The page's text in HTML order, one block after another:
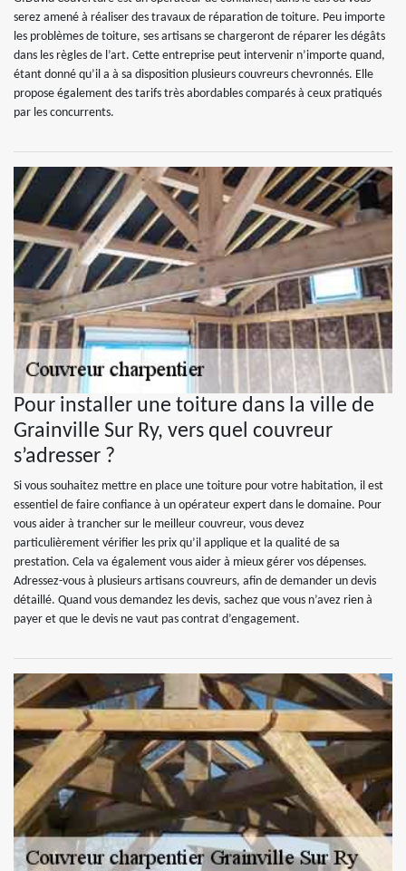
serez amené à réaliser des travaux de réparation de toiture. Peu importe
les problèmes de toiture, ses artisans se chargeront de réparer les dégâts
dans les règles de l’art. Cette entreprise peut intervenir n’importe quand,
étant donné qu’il a à sa disposition plusieurs couvreurs chevronnés. Elle
propose également des tarifs très abordables comparés à ceux pratiqués
par les concurrents.
Pour installer une toiture dans la ville de
Grainville Sur Ry, vers quel couvreur
s’adresser ?
Si vous souhaitez mettre en place une toiture pour votre habitation, il est
essentiel de faire confiance à un opérateur expert dans le domaine. Pour
vous aider à trancher sur le meilleur couvreur, vous devez
particulièrement vérifier les prix qu’il applique et la qualité de sa
prestation. Cela va également vous aider à mieux gérer vos dépenses.
Adressez-vous à plusieurs artisans couvreurs, afin de demander un devis
détaillé. Quand vous demandez les devis, sachez que vous n’avez rien à
payer et que le devis ne vaut pas contrat d’engagement.